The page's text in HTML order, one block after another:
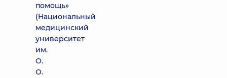
помощь»
(Национальный
медицинский
университет
им.
О.
О.